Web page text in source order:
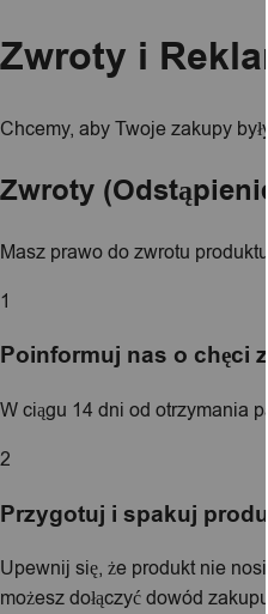
Zwroty i
Chcemy, aby Twoje zakupy
Zwroty
Masz prawo do zwrotu
1
Poinformuj nas o chęci
W ciągu 14 dni od otrzymania
2
Przygotuj i spakuj
Upewnij się, że produkt nie
możesz dołączyć dowód